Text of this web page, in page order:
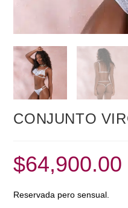
CONJUNTO
$64,900.00
Reservada pero sensual.